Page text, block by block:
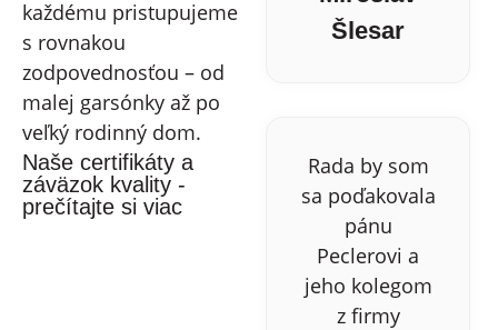
každému pristupujeme
s rovnakou
zodpovednosťou – od
malej garsónky až po
veľký rodinný dom.
Naše certifikáty a
záväzok kvality -
prečítajte si viac
Šlesar
Rada by som
sa poďakovala
pánu
Peclerovi a
jeho kolegom
z firmy